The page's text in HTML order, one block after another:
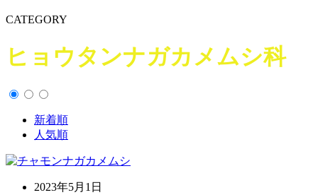
CATEGORY
ヒョウタンナガカメムシ科
新着順
人気順
2023年5月1日